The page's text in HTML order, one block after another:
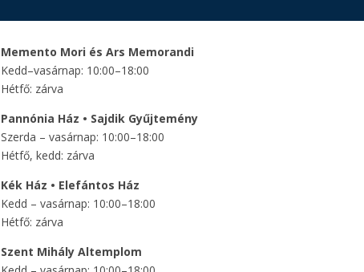
Memento Mori és Ars Memorandi
Kedd–vasárnap: 10:00–18:00
Hétfő: zárva
Pannónia Ház • Sajdik Gyűjtemény
Szerda – vasárnap: 10:00–18:00
Hétfő, kedd: zárva
Kék Ház • Elefántos Ház
Kedd – vasárnap: 10:00–18:00
Hétfő: zárva
Szent Mihály Altemplom